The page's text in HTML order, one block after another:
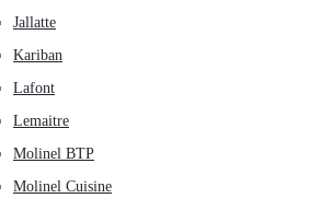
Jallatte
Kariban
Lafont
Lemaitre
Molinel BTP
Molinel Cuisine